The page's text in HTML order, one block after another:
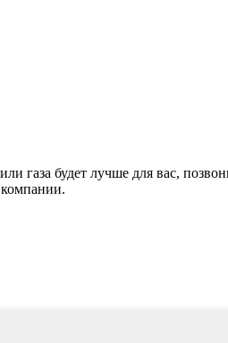
газа будет лучше для вас,